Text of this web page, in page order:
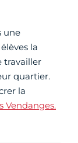
une
la
travailler
quartier.
la
Vendanges.